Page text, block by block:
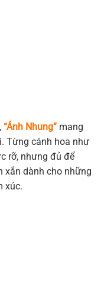
₫.
“Ánh Nhung” mang
Từng cánh hoa như
rỡ, nhưng đủ để
xắn dành cho những
xúc.